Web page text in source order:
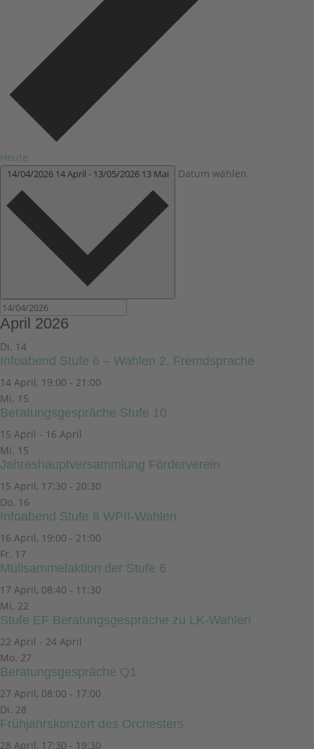
Heute
14/04/2026 14 April - 13/05/2026 13 Mai Datum wählen.
April 2026
Di. 14
Infoabend Stufe 6 – Wahlen 2. Fremdsprache
14 April, 19:00 - 21:00
Mi. 15
Beratungsgespräche Stufe 10
15 April - 16 April
Mi. 15
Jahreshauptversammlung Förderverein
15 April, 17:30 - 20:30
Do. 16
Infoabend Stufe 8 WPII-Wahlen
16 April, 19:00 - 21:00
Fr. 17
Müllsammelaktion der Stufe 6
17 April, 08:40 - 11:30
Mi. 22
Stufe EF Beratungsgespräche zu LK-Wahlen
22 April - 24 April
Mo. 27
Beratungsgespräche Q1
27 April, 08:00 - 17:00
Di. 28
Frühjahrskonzert des Orchesters
28 April, 17:30 - 19:30